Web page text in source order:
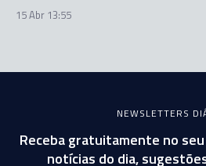
15 Abr 13:55
NEWSLETTERS
Receba gratuitamente no
notícias do dia,